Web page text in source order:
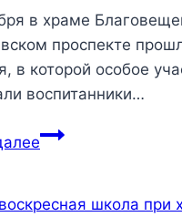
творчества
«С
чего
начинается
в храме
проспекте
в которой особое
воспитанники…
Состоялась
Литургия